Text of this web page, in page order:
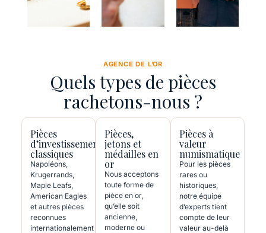
AGENCE DE L’OR
Quels types de pièces
rachetons-nous ?
Pièces
d’investissement
classiques
Napoléons,
Krugerrands,
Maple Leafs,
American Eagles
et autres pièces
reconnues
internationalement
Pièces,
jetons et
médailles en
or
Nous acceptons
toute forme de
pièce en or,
qu’elle soit
ancienne,
moderne ou
Pièces à
valeur
numismatique
Pour les pièces
rares ou
historiques,
notre équipe
d’experts tient
compte de leur
valeur au-delà